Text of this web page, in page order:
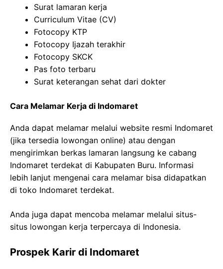
Surat lamaran kerja
Curriculum Vitae (CV)
Fotocopy KTP
Fotocopy Ijazah terakhir
Fotocopy SKCK
Pas foto terbaru
Surat keterangan sehat dari dokter
Cara Melamar Kerja di Indomaret
Anda dapat melamar melalui website resmi Indomaret
(jika tersedia lowongan online) atau dengan
mengirimkan berkas lamaran langsung ke cabang
Indomaret terdekat di Kabupaten Buru. Informasi
lebih lanjut mengenai cara melamar bisa didapatkan
di toko Indomaret terdekat.
Anda juga dapat mencoba melamar melalui situs-
situs lowongan kerja terpercaya di Indonesia.
Prospek Karir di Indomaret